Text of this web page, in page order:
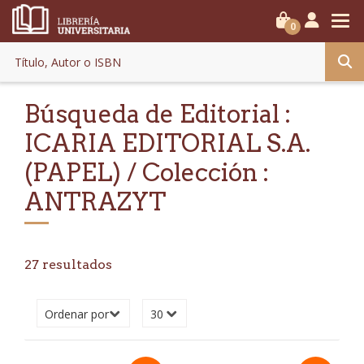
0
Búsqueda de Editorial :
ICARIA EDITORIAL S.A.
(PAPEL) / Colección :
ANTRAZYT
27 resultados